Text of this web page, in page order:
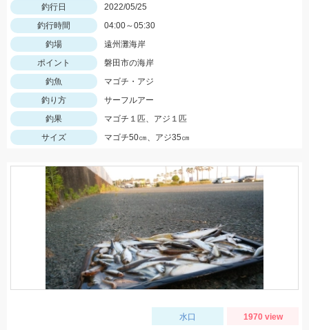
釣行日
2022/05/25
釣行時間
04:00～05:30
釣場
遠州灘海岸
ポイント
磐田市の海岸
釣魚
マゴチ・アジ
釣り方
サーフルアー
釣果
マゴチ１匹、アジ１匹
サイズ
マゴチ50㎝、アジ35㎝
水口 1970 view